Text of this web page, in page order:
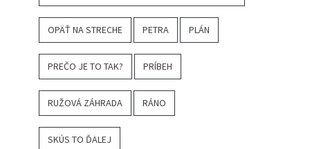
OPÄŤ NA STRECHE PETRA PLÁN
PREČO JE TO TAK? PRÍBEH
RUŽOVÁ ZÁHRADA RÁNO
SKÚS TO ĎALEJ